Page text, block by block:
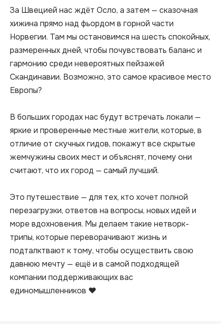
За Швецией нас ждёт Осло, а затем — сказочная
хижина прямо над фьордом в горной части
Норвегии. Там мы остановимся на шесть спокойных,
размеренных дней, чтобы почувствовать баланс и
гармонию среди невероятных пейзажей
Скандинавии. Возможно, это самое красивое место
Европы?
В больших городах нас будут встречать локали —
яркие и проверенные местные жители, которые, в
отличие от скучных гидов, покажут все скрытые
жемчужины своих мест и объяснят, почему они
считают, что их город — самый лучший.
Это путешествие — для тех, кто хочет полной
перезагрузки, ответов на вопросы, новых идей и
море вдохновения. Мы делаем такие нетворк-
трипы, которые переворачивают жизнь и
подталктвают к тому, чтобы осуществить свою
давнюю мечту — ещё и в самой подходящей
компании поддерживающих вас
единомышленников ❤️